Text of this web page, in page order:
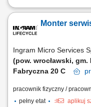
Twoje zadania: Kontrola
Monter
Ingram Micro Services
(pow. wrocławski, gm.
Fabryczna 20 C
pracownik fizyczny /
pełny etat
aplikuj